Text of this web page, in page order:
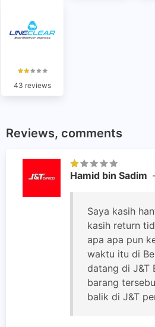
43 reviews
Reviews, comments
Hamid bin Sadim
Saya kasih
kasih return
apa apa pun
waktu itu di
datang di J&T
barang
balik di J&T